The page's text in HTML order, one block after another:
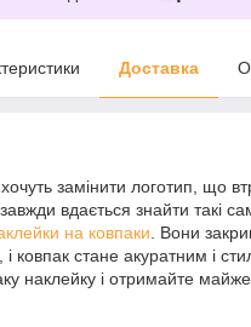
Доставка
хочуть замінити логотип, що
вдається знайти такі
на ковпаки . Вони
і ковпак стане акуратним і
наклейку і отримайте майже